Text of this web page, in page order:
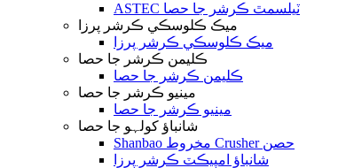
ASTEC ٽيلسمٿ ڪرشر جا حصا
ميڪ ڪلوسڪي ڪرشر پرزا
ميڪ ڪلوسڪي ڪرشر پرزا
ڪليمن ڪرشر جا حصا
ڪليمن ڪرشر جا حصا
مينيو ڪرشر جا حصا
مينيو ڪرشر جا حصا
شانباؤ کولہو جا حصا
Shanbao مخروط Crusher حصن
شانباؤ امپيڪٽ ڪرشر پرزا